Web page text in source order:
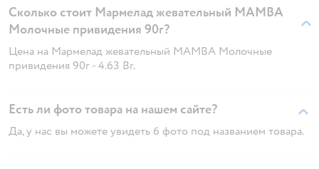
Сколько стоит Мармелад жевательный MAMBA
Молочные привидения 90г?
Цена на Мармелад жевательный MAMBA Молочные
привидения 90г - 4.63 Br.
Есть ли фото товара на нашем сайте?
Да, у нас вы можете увидеть 6 фото под названием товара.